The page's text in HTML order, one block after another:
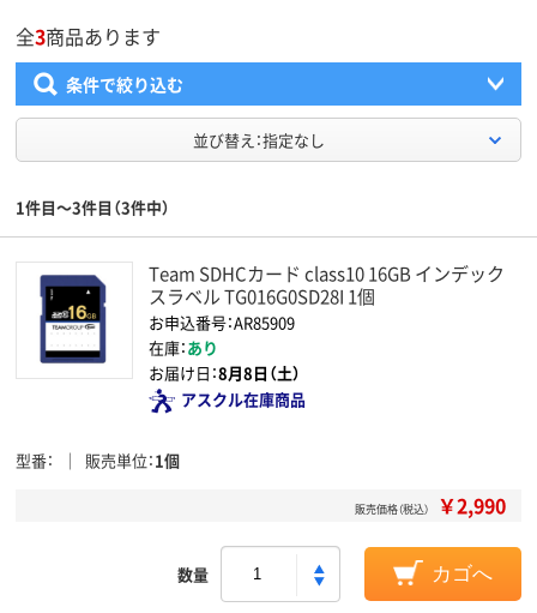
全3商品あります
条件で絞り込む
並び替え：指定なし
1件目～3件目（3件中）
Team SDHCカード class10 16GB インデック
スラベル TG016G0SD28I 1個
お申込番号：AR85909
在庫：あり
お届け日：8月8日（土）
アスクル在庫商品
型番 販売単位 1個
販売価格（税込） ￥2,990
数量 カゴへ